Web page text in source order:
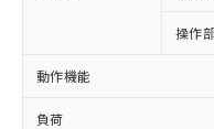
操作
動作機能
負荷